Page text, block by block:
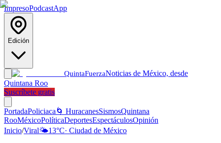
ImpresoPodcastApp
Edición
QuintaFuerzaNoticias de México, desde
Quintana Roo
Suscríbete gratis
PortadaPoliciaca 🌀 HuracanesSismosQuintana
RooMéxicoPolíticaDeportesEspectáculosOpinión
Inicio/Viral🌤️13°C· Ciudad de México